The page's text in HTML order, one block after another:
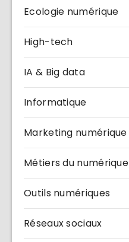
Ecologie numérique
High-tech
IA & Big data
Informatique
Marketing numérique
Métiers du numérique
Outils numériques
Réseaux sociaux